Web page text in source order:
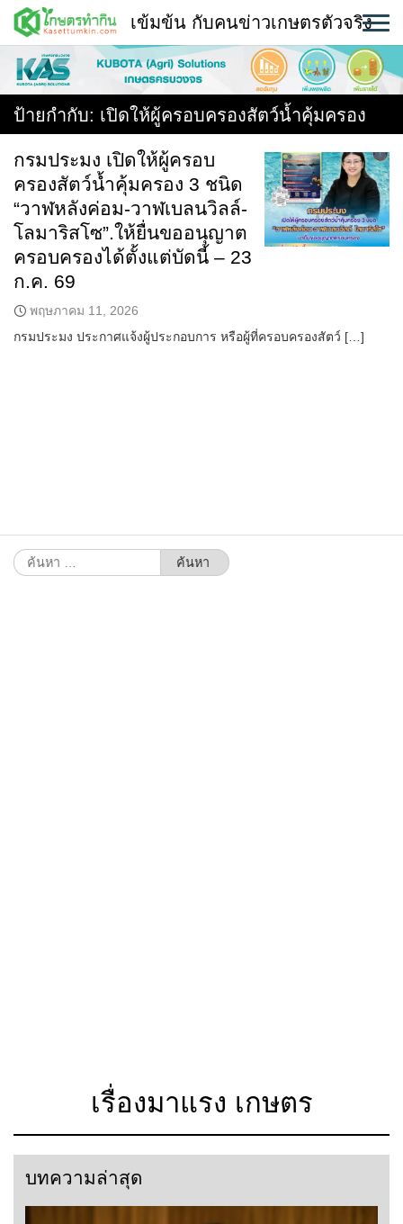
Skip
content
พืช
หน้าแรก
ใคร ทำอะไร ที่ไหน
สถานีข่าววันนี้
เข้มข้น กับคนข่าวเกษตรตัวจริง
ป้ายกำกับ: เปิดให้ผู้ครอบครองสัตว์น้ำคุ้มครอง
กรมประมง เปิดให้ผู้ครอบ
ครองสัตว์น้ำคุ้มครอง 3 ชนิด
“วาฬหลังค่อม-วาฬเบลนวิลล์-
โลมาริสโซ”.ให้ยื่นขออนุญาต
ครอบครองได้ตั้งแต่บัดนี้ – 23
ก.ค. 69
พฤษภาคม 11, 2026
กรมประมง ประกาศแจ้งผู้ประกอบการ หรือผู้ที่ครอบครองสัตว์ […]
ค้นหา
สำหรับ:
เรื่องมาแรง เกษตร
บทความล่าสุด